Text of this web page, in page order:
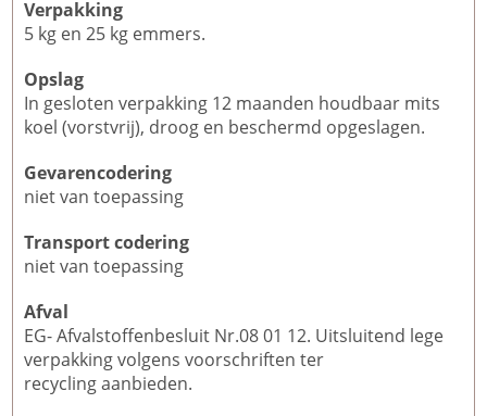
Verpakking
5 kg en 25 kg emmers.
Opslag
In gesloten verpakking 12 maanden houdbaar mits
koel (vorstvrij), droog en beschermd opgeslagen.
Gevarencodering
niet van toepassing
Transport codering
niet van toepassing
Afval
EG- Afvalstoffenbesluit Nr.08 01 12. Uitsluitend lege
verpakking volgens voorschriften ter
recycling aanbieden.